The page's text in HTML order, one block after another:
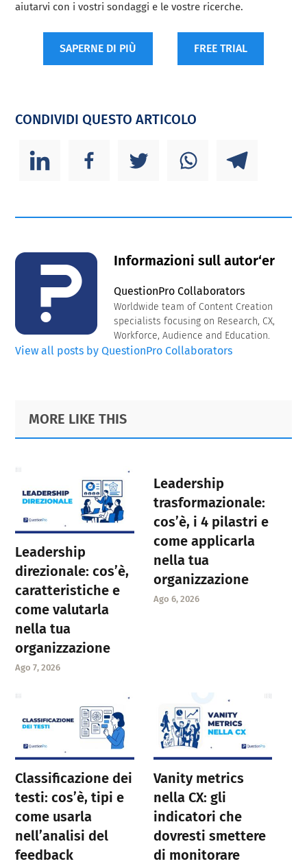
aiutarvi con i vostri sondaggi e le vostre ricerche.
SAPERNE DI PIÙ FREE TRIAL
CONDIVIDI QUESTO ARTICOLO
Informazioni sull autor‘er
QuestionPro Collaborators
Worldwide team of Content Creation
specialists focusing on Research, CX,
Workforce, Audience and Education.
View all posts by QuestionPro Collaborators
Primary
Sidebar
Footer
MORE LIKE THIS
Leadership
direzionale: cos’è,
caratteristiche e
come valutarla
nella tua
organizzazione
Ago 7, 2026
Leadership
trasformazionale:
cos’è, i 4 pilastri e
come applicarla
nella tua
organizzazione
Ago 6, 2026
Classificazione dei
testi: cos’è, tipi e
come usarla
nell’analisi del
feedback
Vanity metrics
nella CX: gli
indicatori che
dovresti smettere
di monitorare